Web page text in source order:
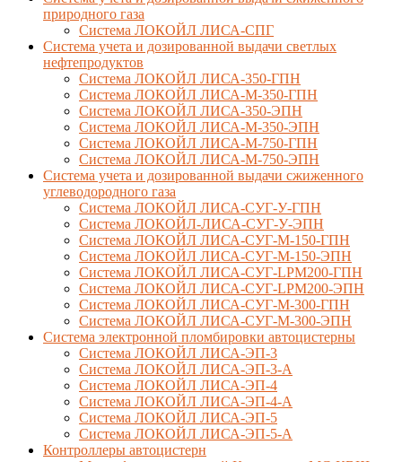
природного газа
Система ЛОКОЙЛ ЛИСА-СПГ
Система учета и дозированной выдачи светлых
нефтепродуктов
Система ЛОКОЙЛ ЛИСА-350-ГПН
Система ЛОКОЙЛ ЛИСА-М-350-ГПН
Система ЛОКОЙЛ ЛИСА-350-ЭПН
Система ЛОКОЙЛ ЛИСА-М-350-ЭПН
Система ЛОКОЙЛ ЛИСА-М-750-ГПН
Система ЛОКОЙЛ ЛИСА-М-750-ЭПН
Система учета и дозированной выдачи сжиженного
углеводородного газа
Система ЛОКОЙЛ ЛИСА-СУГ-У-ГПН
Система ЛОКОЙЛ-ЛИСА-СУГ-У-ЭПН
Система ЛОКОЙЛ ЛИСА-СУГ-М-150-ГПН
Система ЛОКОЙЛ ЛИСА-СУГ-М-150-ЭПН
Система ЛОКОЙЛ ЛИСА-СУГ-LPM200-ГПН
Система ЛОКОЙЛ ЛИСА-СУГ-LPM200-ЭПН
Система ЛОКОЙЛ ЛИСА-СУГ-М-300-ГПН
Система ЛОКОЙЛ ЛИСА-СУГ-М-300-ЭПН
Система электронной пломбировки автоцистерны
Система ЛОКОЙЛ ЛИСА-ЭП-3
Система ЛОКОЙЛ ЛИСА-ЭП-3-А
Система ЛОКОЙЛ ЛИСА-ЭП-4
Система ЛОКОЙЛ ЛИСА-ЭП-4-А
Система ЛОКОЙЛ ЛИСА-ЭП-5
Система ЛОКОЙЛ ЛИСА-ЭП-5-А
Контроллеры автоцистерн